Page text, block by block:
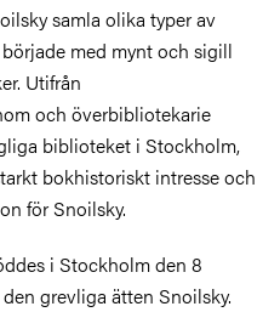
samla olika typer av
med mynt och sigill
Utifrån
och överbibliotekarie
biblioteket i Stockholm,
bokhistoriskt intresse och
för Snoilsky.
i Stockholm den 8
grevliga ätten Snoilsky.